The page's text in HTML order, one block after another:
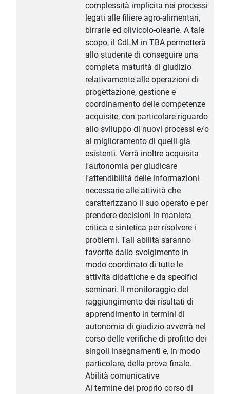
complessità implicita nei processi
legati alle filiere agro-alimentari,
birrarie ed olivicolo-olearie. A tale
scopo, il CdLM in TBA permetterà
allo studente di conseguire una
completa maturità di giudizio
relativamente alle operazioni di
progettazione, gestione e
coordinamento delle competenze
acquisite, con particolare riguardo
allo sviluppo di nuovi processi e/o
al miglioramento di quelli già
esistenti. Verrà inoltre acquisita
l'autonomia per giudicare
l'attendibilità delle informazioni
necessarie alle attività che
caratterizzano il suo operato e per
prendere decisioni in maniera
critica e sintetica per risolvere i
problemi. Tali abilità saranno
favorite dallo svolgimento in
modo coordinato di tutte le
attività didattiche e da specifici
seminari. Il monitoraggio del
raggiungimento dei risultati di
apprendimento in termini di
autonomia di giudizio avverrà nel
corso delle verifiche di profitto dei
singoli insegnamenti e, in modo
particolare, della prova finale.
Abilità comunicative
Al termine del proprio corso di